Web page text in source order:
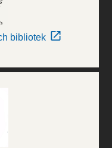
bibliotek